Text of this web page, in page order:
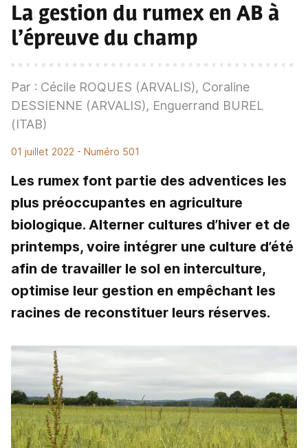
La gestion du rumex en AB à
l’épreuve du champ
Par : Cécile ROQUES (ARVALIS), Coraline
DESSIENNE (ARVALIS), Enguerrand BUREL
(ITAB)
01 juillet 2022 - Numéro 501
Les rumex font partie des adventices les
plus préoccupantes en agriculture
biologique. Alterner cultures d’hiver et de
printemps, voire intégrer une culture d’été
afin de travailler le sol en interculture,
optimise leur gestion en empêchant les
racines de reconstituer leurs réserves.